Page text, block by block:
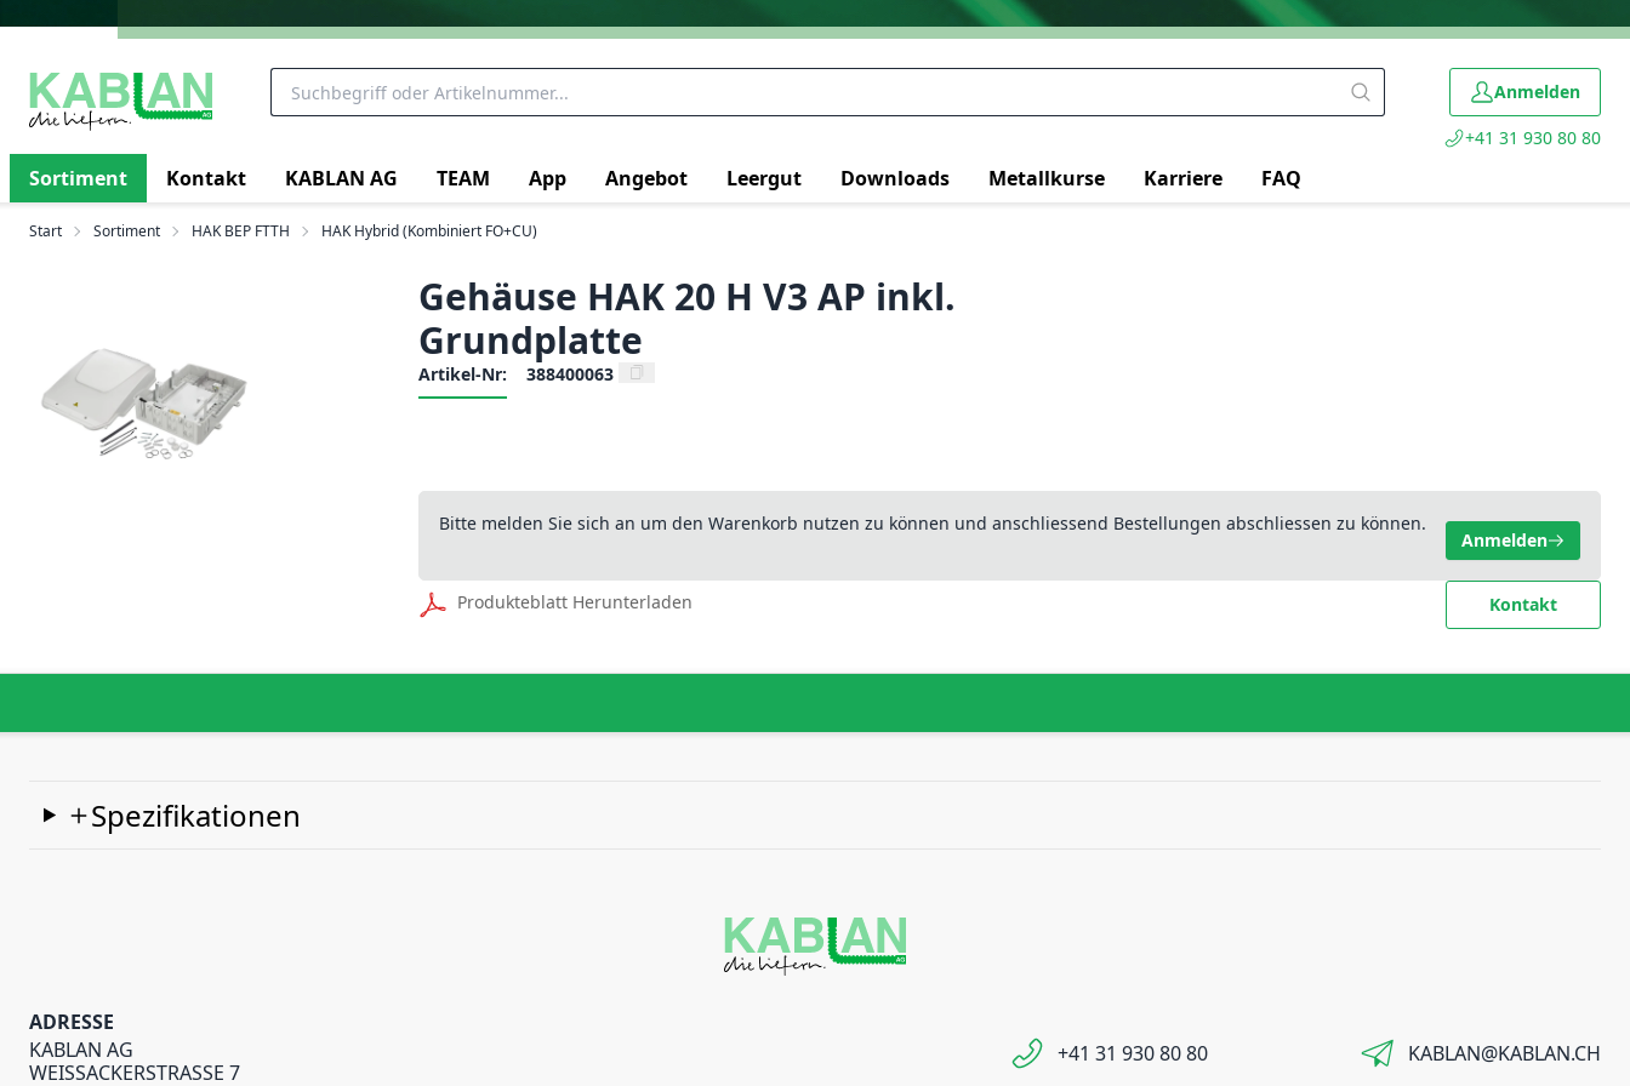
Anmelden
+41 31 930 80 80
Sortiment Kontakt KABLAN AG TEAM App Angebot Leergut Downloads Metallkurse Karriere FAQ
Start Sortiment HAK BEP FTTH HAK Hybrid (Kombiniert FO+CU)
Gehäuse HAK 20 H V3 AP inkl.
Grundplatte
Artikel-Nr: 388400063
Bitte melden Sie sich an um den Warenkorb nutzen zu können und anschliessend Bestellungen abschliessen zu können.
Anmelden
Produkteblatt Herunterladen Kontakt
Spezifikationen
ADRESSE
KABLAN AG
WEISSACKERSTRASSE 7
+41 31 930 80 80 KABLAN@KABLAN.CH